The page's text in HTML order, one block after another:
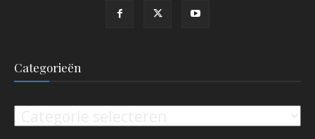
Categorieën
Categorieën